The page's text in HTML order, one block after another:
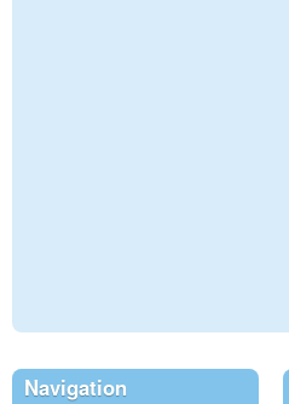
Navigation